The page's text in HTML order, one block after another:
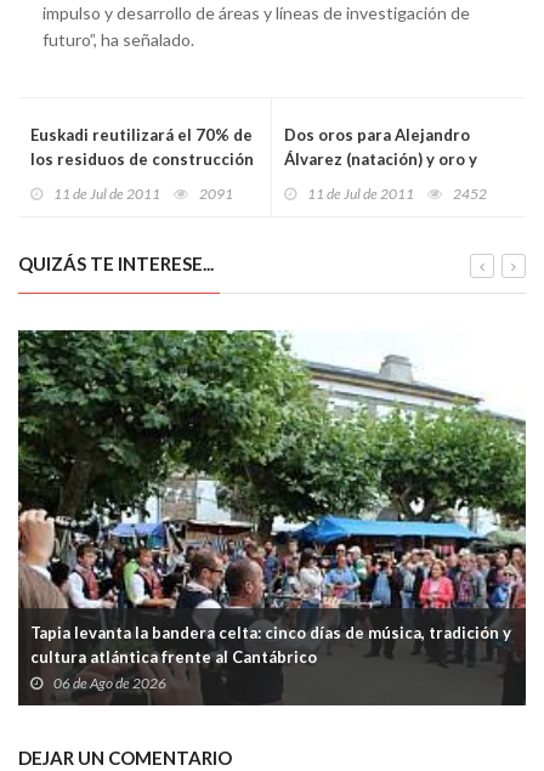
impulso y desarrollo de áreas y líneas de investigación de
futuro”, ha señalado.
Euskadi reutilizará el 70% de
los residuos de construcción
11 de Jul de 2011 2091
Dos oros para Alejandro
Álvarez (natación) y oro y
11 de Jul de 2011 2452
QUIZÁS TE INTERESE...
Tapia levanta la bandera celta: cinco días de música, tradición y
cultura atlántica frente al Cantábrico
06 de Ago de 2026
DEJAR UN COMENTARIO